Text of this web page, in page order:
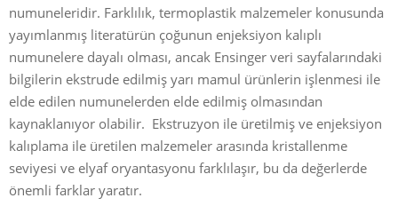
numuneleridir. Farklılık, termoplastik malzemeler konusunda
yayımlanmış literatürün çoğunun enjeksiyon kalıplı
numunelere dayalı olması, ancak Ensinger veri sayfalarındaki
bilgilerin ekstrude edilmiş yarı mamul ürünlerin işlenmesi ile
elde edilen numunelerden elde edilmiş olmasından
kaynaklanıyor olabilir. Ekstruzyon ile üretilmiş ve enjeksiyon
kalıplama ile üretilen malzemeler arasında kristallenme
seviyesi ve elyaf oryantasyonu farklılaşır, bu da değerlerde
önemli farklar yaratır.